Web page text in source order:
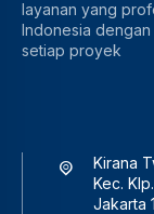
layanan yang
Indonesia
setiap proyek
Kirana
Kec.
Jakarta